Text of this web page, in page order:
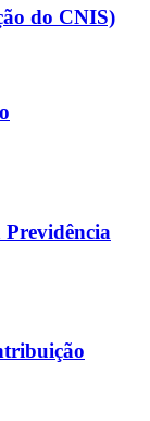
do CNIS)
Previdência